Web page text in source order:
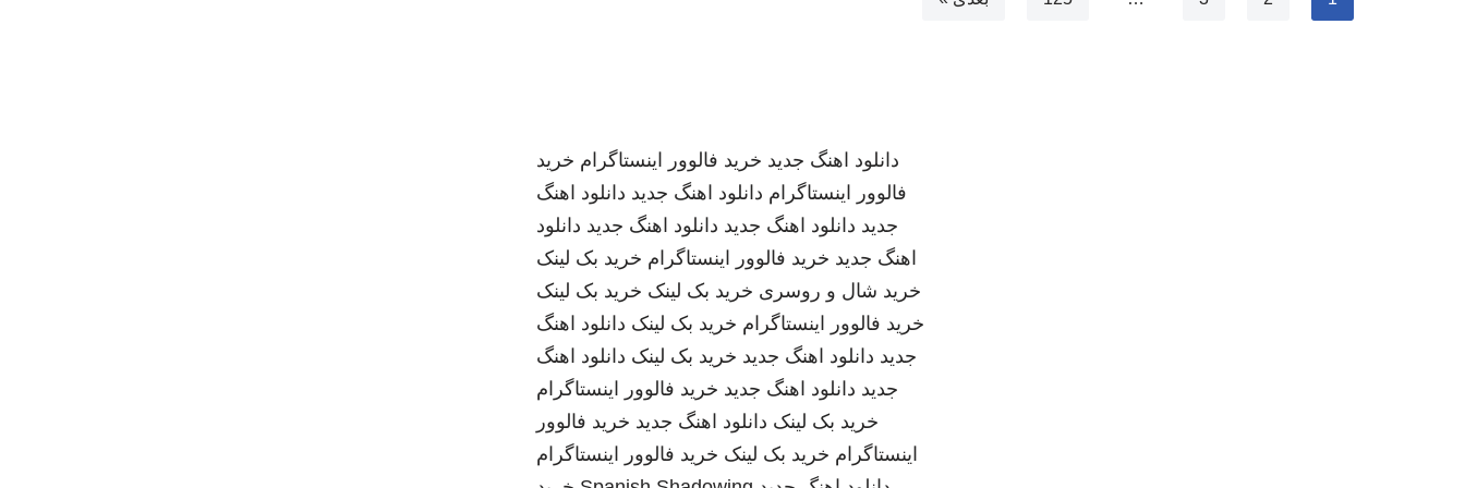
دانلود اهنگ جدید خرید فالوور اینستاگرام خرید
فالوور اینستاگرام دانلود اهنگ جدید دانلود اهنگ
جدید دانلود اهنگ جدید دانلود اهنگ جدید دانلود
اهنگ جدید خرید فالوور اینستاگرام خرید بک لینک
خرید شال و روسری خرید بک لینک خرید بک لینک
خرید فالوور اینستاگرام خرید بک لینک دانلود اهنگ
جدید دانلود اهنگ جدید خرید بک لینک دانلود اهنگ
جدید دانلود اهنگ جدید خرید فالوور اینستاگرام
خرید بک لینک دانلود اهنگ جدید خرید فالوور
اینستاگرام خرید بک لینک خرید فالوور اینستاگرام